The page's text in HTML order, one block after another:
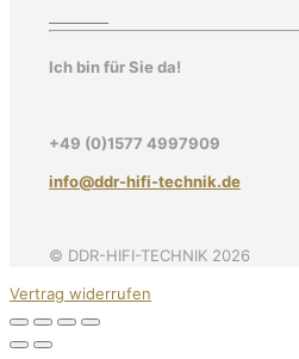
Ich bin für Sie da!
+49 (0)1577 4997909
info@ddr-hifi-technik.de
© DDR-HIFI-TECHNIK 2026
Vertrag widerrufen